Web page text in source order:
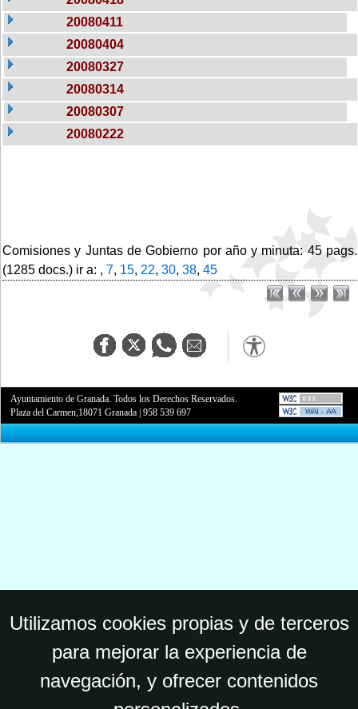
20080411
20080404
20080327
20080314
20080307
20080222
Comisiones y Juntas de Gobierno por año y minuta: 45 pags.
(1285 docs.) ir a: , 7, 15, 22, 30, 38, 45
Ayuntamiento de Granada. Todos los Derechos Reservados.
Plaza del Carmen,18071 Granada |958 539 697
Utilizamos cookies propias y de terceros
para mejorar la experiencia de
navegación, y ofrecer contenidos